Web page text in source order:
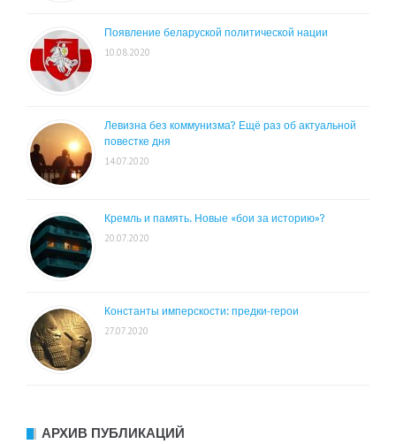
Появление беларуской политической нации
10.08.2020
Левизна без коммунизма? Ещё раз об актуальной
повестке дня
14.07.2020
Кремль и память. Новые «бои за историю»?
20.07.2020
Константы имперскости: предки-герои
27.07.2020
АРХИВ ПУБЛИКАЦИЙ